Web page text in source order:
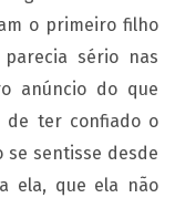
o primeiro filho
sério nas
anúncio do que
de ter confiado o
se sentisse desde
ela, que ela não